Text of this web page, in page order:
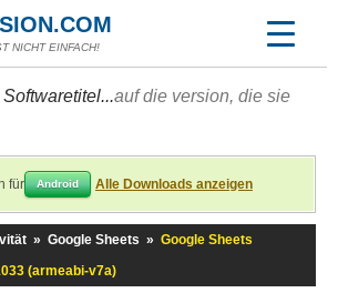
NICHT EINFACH!
auf die version, die sie
für Android Alle Downloads anzeigen
» Google Sheets » Google Sheets
(armeabi-v7a)